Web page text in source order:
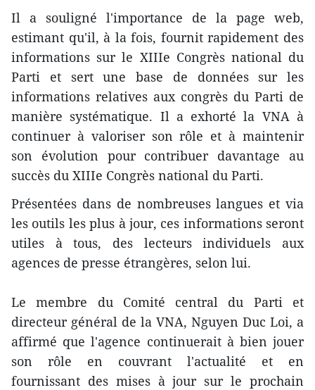
Il a souligné l'importance de la page web,
estimant qu'il, à la fois, fournit rapidement des
informations sur le XIIIe Congrès national du
Parti et sert une base de données sur les
informations relatives aux congrès du Parti de
manière systématique. Il a exhorté la VNA à
continuer à valoriser son rôle et à maintenir
son évolution pour contribuer davantage au
succès du XIIIe Congrès national du Parti.
Présentées dans de nombreuses langues et via
les outils les plus à jour, ces informations seront
utiles à tous, des lecteurs individuels aux
agences de presse étrangères, selon lui.
Le membre du Comité central du Parti et
directeur général de la VNA, Nguyen Duc Loi, a
affirmé que l'agence continuerait à bien jouer
son rôle en couvrant l'actualité et en
fournissant des mises à jour sur le prochain